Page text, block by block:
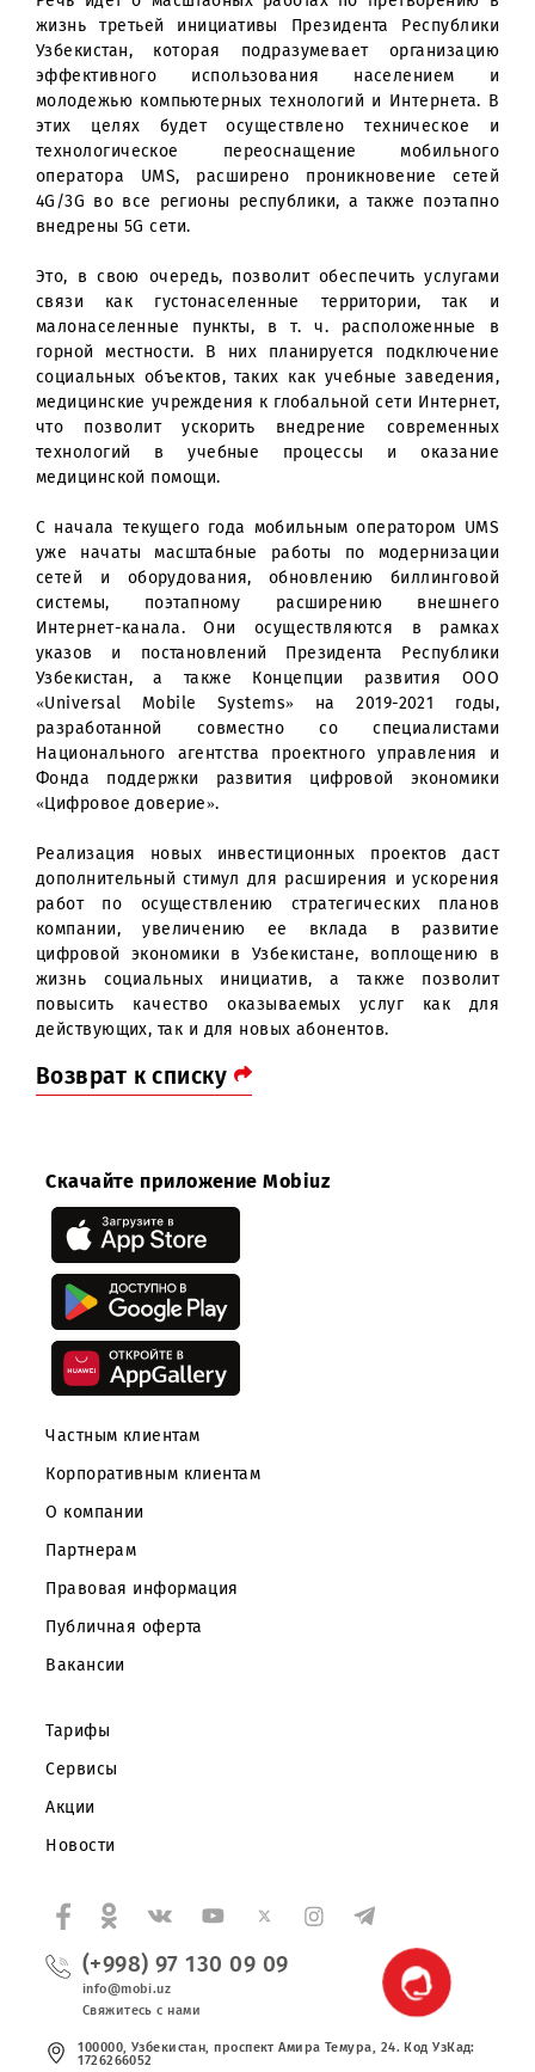
инвестиционных проектов UMS с
оборудования компании Huawei в течение 2020-
годов.
Речь идет о масштабных работах по
жизнь третьей инициативы Президента
Узбекистан, которая подразумевает
эффективного использования
молодежью компьютерных технологий и
этих целях будет осуществлено
технологическое переоснащение
оператора UMS, расширено проникновение
4G/3G во все регионы республики, а также
внедрены 5G сети.
Это, в свою очередь, позволит обеспечить
связи как густонаселенные территории,
малонаселенные пункты, в т. ч.
горной местности. В них планируется
социальных объектов, таких как учебные
медицинские учреждения к глобальной сети
что позволит ускорить внедрение
технологий в учебные процессы и
медицинской помощи.
С начала текущего года мобильным оператором
уже начаты масштабные работы по
сетей и оборудования, обновлению
системы, поэтапному расширению
указов и постановлений Президента
Узбекистан, а также Концепции развития
«Universal Mobile Systems» на 2019-2021
разработанной совместно со
Национального агентства проектного
Фонда поддержки развития цифровой
«Цифровое доверие».
Реализация новых инвестиционных проектов
дополнительный стимул для расширения и
цифровой экономики в Узбекистане,
жизнь социальных инициатив, а также
повысить качество оказываемых услуг как
действующих, так и для новых абонентов.
Возврат к списку
Скачайте приложение Mobiuz
Частным клиентам
Корпоративным клиентам
О компании
Партнерам
Публичная оферта
Вакансии
Тарифы